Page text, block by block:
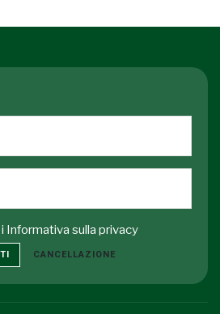
Informativa sulla privacy
CANCELLAZIONE